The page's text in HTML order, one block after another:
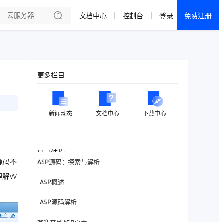
成都电信·云服务器
香港大带宽 · CN2
文档中心 控制台 登录 免费注册
码不
解W
更多栏目
新闻动态 文档中心 下载中心
目录结构
ASP源码：探索与解析
ASP概述
ASP源码解析